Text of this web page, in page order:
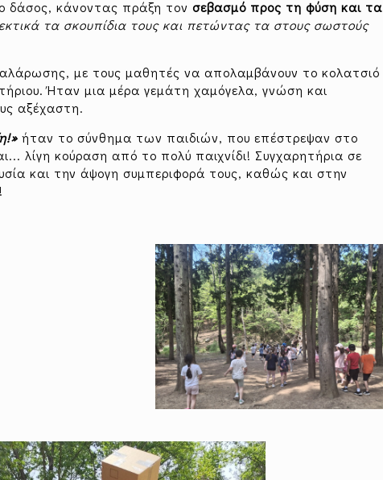
δάσος, κάνοντας πράξη τονσεβασμό προς τη φύση και τα
τα σκουπίδια τους και πετώντας τα στους σωστούς
με τους μαθητές να απολαμβάνουν το κολατσιό
Ήταν μια μέρα γεμάτη χαμόγελα, γνώση και
αξέχαστη.
ήταν το σύνθημα των παιδιών, που επέστρεψαν στο
λίγη κούραση από το πολύ παιχνίδι! Συγχαρητήρια σε
και την άψογη συμπεριφορά τους, καθώς και στην